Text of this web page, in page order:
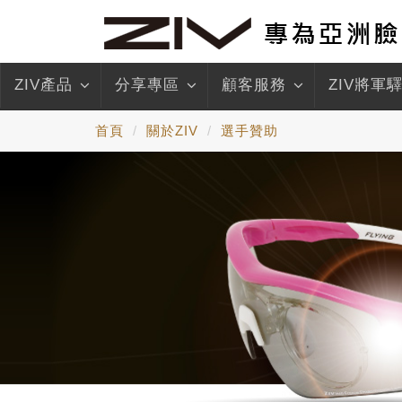
ZIV產品 分享專區 顧客服務 ZIV將軍
首頁 關於ZIV 選手贊助